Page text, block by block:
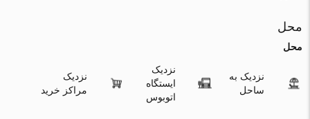
محل
محل
نزدیک به
ساحل
نزدیک
ایستگاه
اتوبوس
نزدیک
مراکز خرید